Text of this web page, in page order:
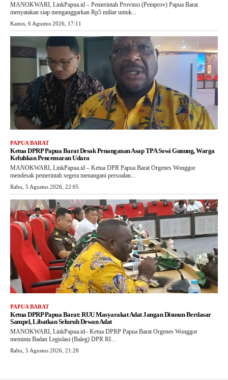
MANOKWARI, LinkPapua.id – Pemerintah Provinsi (Pemprov) Papua Barat
menyatakan siap menganggarkan Rp5 miliar untuk...
Kamis, 6 Agustus 2026, 17:11
PAPUA BARAT
Ketua DPRP Papua Barat Desak Penanganan Asap TPA Sowi Gunung, Warga
Keluhkan Pencemaran Udara
MANOKWARI, LinkPapua.id – Ketua DPR Papua Barat Orgenes Wonggor
mendesak pemerintah segera menangani persoalan...
Rabu, 5 Agustus 2026, 22:05
PAPUA BARAT
Ketua DPRP Papua Barat: RUU Masyarakat Adat Jangan Disusun Berdasar
Sampel, Libatkan Seluruh Dewan Adat
MANOKWARI, LinkPapua.id– Ketua DPRP Papua Barat Orgenes Wonggor
meminta Badan Legislasi (Baleg) DPR RI...
Rabu, 5 Agustus 2026, 21:28